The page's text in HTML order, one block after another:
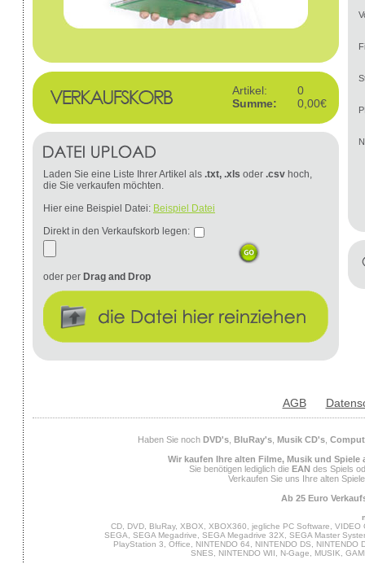
Artikel:
0
Summe:
0,00€
Laden Sie eine Liste Ihrer Artikel als .txt, .xls oder .csv hoch,
die Sie verkaufen möchten.
Hier eine Beispiel Datei: Beispiel Datei
Direkt in den Verkaufskorb legen:
oder per Drag and Drop
AGB
Haben Sie noch DVD's, BluRay's, Musik CD's,
Wir kaufen Ihre alten Filme, Musik und Spiele
Sie benötigen lediglich die EAN des Spiels
Verkaufen Sie uns Ihre alten
Ab 25 Euro
CD, DVD, BluRay, XBOX, XBOX360, jegliche PC Software,
SEGA, SEGA Megadrive, SEGA Megadrive 32X, SEGA Master
PlayStation 3, Office, NINTENDO 64, NINTENDO DS,
SNES, NINTENDO WII, N-Gage, MUSIK,